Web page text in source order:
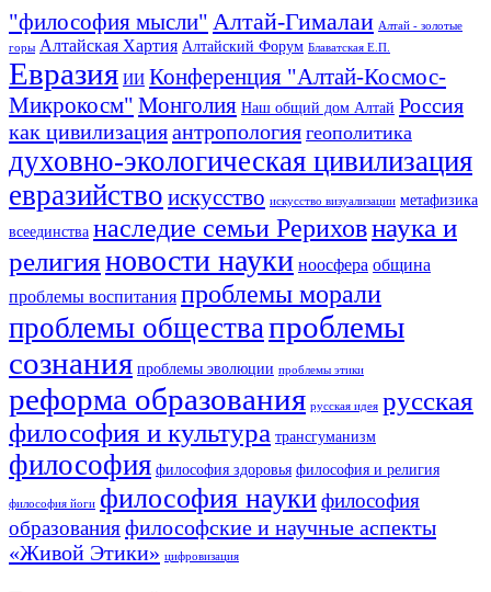
"философия мысли" Алтай-Гималаи Алтай - золотые
горы Алтайская Хартия Алтайский Форум Блаватская Е.П.
Евразия ИИ Конференция "Алтай-Космос-
Микрокосм" Монголия Наш общий дом Алтай Россия
как цивилизацияантропология геополитика
духовно-экологическая цивилизация
евразийство искусство искусство визуализации метафизика
всеединства наследие семьи Рериховнаука и
религияновости науки ноосфера община
проблемы воспитания проблемы морали
проблемы обществапроблемы
сознания проблемы эволюции проблемы этики
реформа образования русская идея русская
философия и культура трансгуманизм
философия философия здоровья философия и религия
философия йоги философия наукифилософия
образованияфилософские и научные аспекты
«Живой Этики» цифровизация